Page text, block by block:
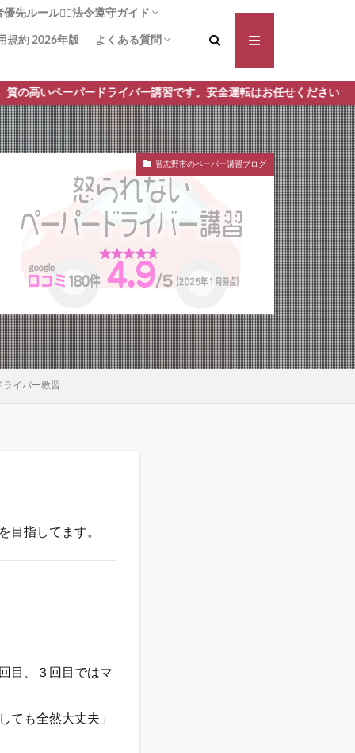
先ルール🚶‍♀️法令遵守ガイド
断歩道！啓発は力なり
：追突被害の可能性を減らす
歩道+1】事故や違反の減少に
務は!?安全に通行する安心ガイ
向車側の渋滞🚗 一時停止義務
規約 2026年版 よくある質問
認をしっかり予習！
るの？ ペーパードライバー講習 モロッコ屋
ドライバー講習です。安全運転はお任せください
習志野市のペーパー講習ブログ
ライバー教習
目指してます。
目、３回目ではマ
ても全然大丈夫」